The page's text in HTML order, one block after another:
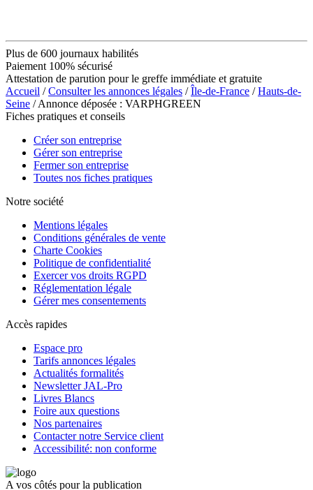
Plus de 600 journaux habilités
Paiement 100% sécurisé
Attestation de parution pour le greffe immédiate et gratuite
Accueil /Consulter les annonces légales /Île-de-France /Hauts-de-
Seine / Annonce déposée : VARPHGREEN
Fiches pratiques et conseils
Créer son entreprise
Gérer son entreprise
Fermer son entreprise
Toutes nos fiches pratiques
Notre société
Mentions légales
Conditions générales de vente
Charte Cookies
Politique de confidentialité
Exercer vos droits RGPD
Réglementation légale
Gérer mes consentements
Accès rapides
Espace pro
Tarifs annonces légales
Actualités formalités
Newsletter JAL-Pro
Livres Blancs
Foire aux questions
Nos partenaires
Contacter notre Service client
Accessibilité: non conforme
A vos côtés pour la publication